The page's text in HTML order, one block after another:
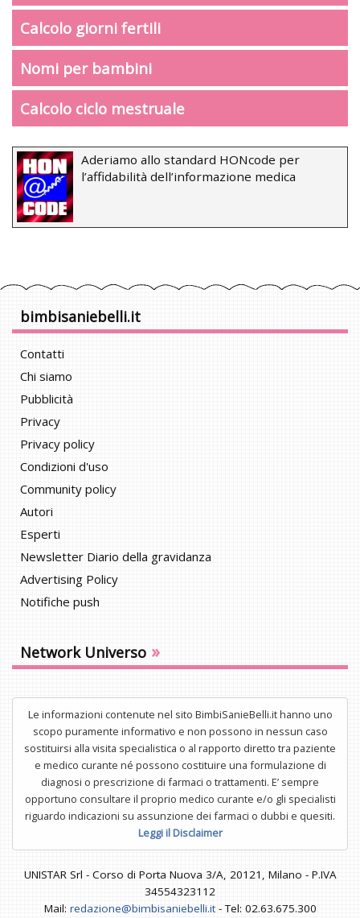
Calcolo giorni fertili
Nomi per bambini
Calcolo ciclo mestruale
Aderiamo allo standard HONcode per
l’affidabilità dell’informazione medica
bimbisaniebelli.it
Contatti
Chi siamo
Pubblicità
Privacy
Privacy policy
Condizioni d'uso
Community policy
Autori
Esperti
Newsletter Diario della gravidanza
Advertising Policy
Notifiche push
Network Universo »
Le informazioni contenute nel sito BimbiSanieBelli.it hanno uno
scopo puramente informativo e non possono in nessun caso
sostituirsi alla visita specialistica o al rapporto diretto tra paziente
e medico curante né possono costituire una formulazione di
diagnosi o prescrizione di farmaci o trattamenti. E’ sempre
opportuno consultare il proprio medico curante e/o gli specialisti
riguardo indicazioni su assunzione dei farmaci o dubbi e quesiti.
Leggi il Disclaimer
UNISTAR Srl - Corso di Porta Nuova 3/A, 20121, Milano - P.IVA
34554323112
Mail: redazione@bimbisaniebelli.it- Tel: 02.63.675.300